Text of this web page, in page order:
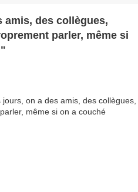
amis, des collègues,
parler, même si